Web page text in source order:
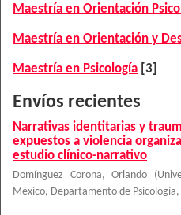
Maestría en Orientación
Maestría en Orientación y
Maestría en Psicología [3]
Envíos recientes
Narrativas identitarias y
expuestos a violencia
estudio clínico-narrativo
Domínguez Corona, Orlando (
México, Departamento de Psicología,